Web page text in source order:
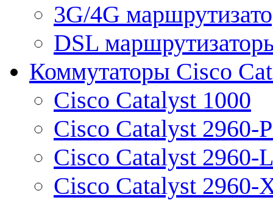
3G/4G
DSL
Коммутаторы Cisco
Cisco Catalyst 1000
Cisco Catalyst 2960-
Cisco Catalyst 2960-L
Cisco Catalyst 2960-